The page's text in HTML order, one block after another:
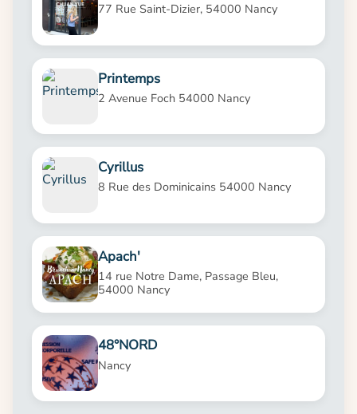
77 Rue Saint-Dizier, 54000 Nancy
Printemps
2 Avenue Foch 54000 Nancy
Cyrillus
8 Rue des Dominicains 54000 Nancy
Apach'
14 rue Notre Dame, Passage Bleu,
54000 Nancy
48°NORD
Nancy